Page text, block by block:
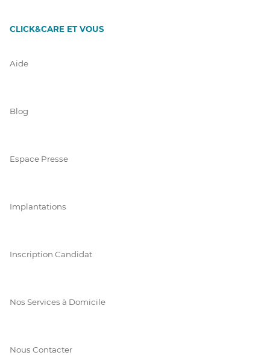
CLICK&CARE ET VOUS
Aide
Blog
Espace Presse
Implantations
Inscription Candidat
Nos Services à Domicile
Nous Contacter